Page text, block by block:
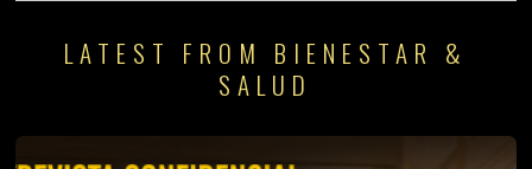
LATEST FROM BIENESTAR &
SALUD